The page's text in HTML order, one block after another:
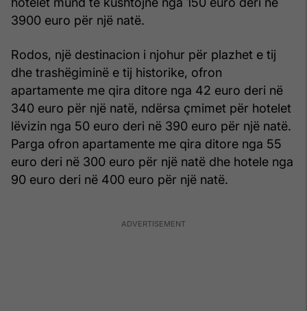
3900 euro për një natë.
Rodos, një destinacion i njohur për plazhet e tij
dhe trashëgiminë e tij historike, ofron
apartamente me qira ditore nga 42 euro deri në
340 euro për një natë, ndërsa çmimet për hotelet
lëvizin nga 50 euro deri në 390 euro për një natë.
Parga ofron apartamente me qira ditore nga 55
euro deri në 300 euro për një natë dhe hotele nga
90 euro deri në 400 euro për një natë.